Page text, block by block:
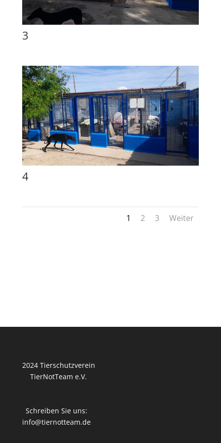
3
4
1 2 3 Weiter
2024 Tierschutzverein
TierNotTeam e.V.
Schreiben Sie uns:
info@tiernotteam.de